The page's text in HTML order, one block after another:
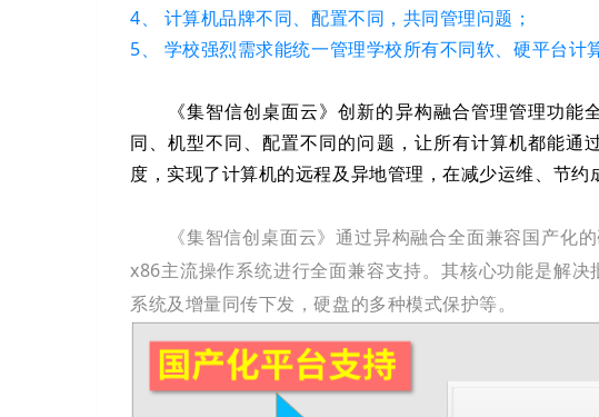
4、 计算机品牌不同、配置不同，共同管理问题；
5、 学校强烈需求能统一管理学校所有不同软、硬平台计
《集智信创桌面云》创新的异构融合管理管理功
同、机型不同、配置不同的问题，让所有计算机都能
度，实现了计算机的远程及异地管理，在减少运维、节约
《集智信创桌面云》通过异构融合全面兼容国产化
x86主流操作系统进行全面兼容支持。其核心功能是解
系统及增量同传下发，硬盘的多种模式保护等。